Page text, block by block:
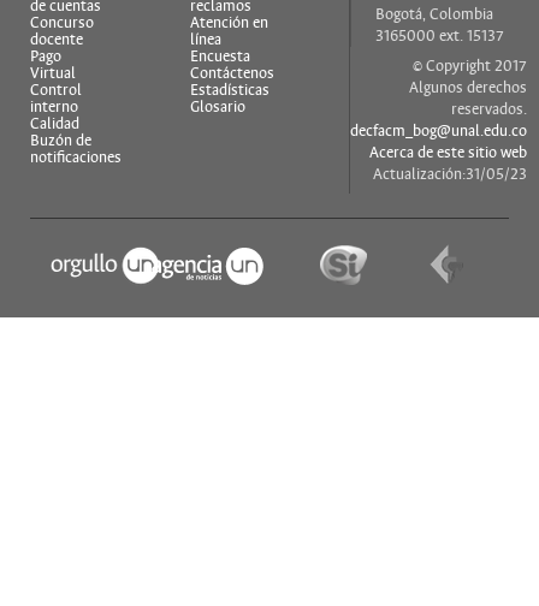
de cuentas
Concurso
docente
Pago
Virtual
Control
interno
Calidad
Buzón de
notificaciones
reclamos
Atención en
línea
Encuesta
Contáctenos
Estadísticas
Glosario
Bogotá, Colombia
3165000 ext. 15137
© Copyright 2017
Algunos derechos
reservados.
decfacm_bog@unal.edu.co
Acerca de este sitio web
Actualización:31/05/23